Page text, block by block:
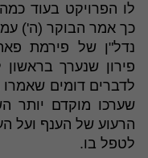
לו הפרויקט בעוד
כך אמר הבוקר (ה')
פירון שנערך
לדברים דומים שאמרו
שערכו מוקדם יותר
הרעוע של הענף ועל
לטפל בו.